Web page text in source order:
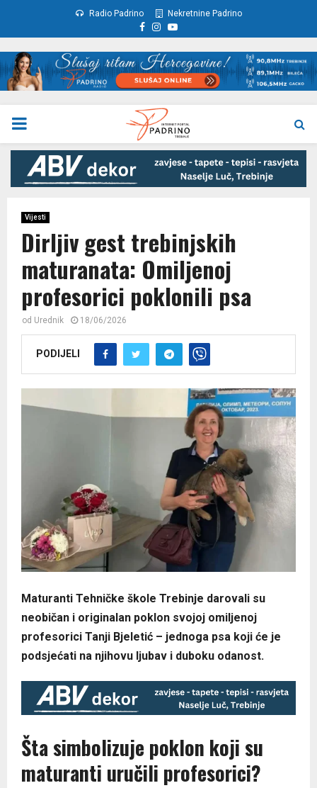
Radio Padrino Nekretnine Padrino
Facebook
Instagram
Youtube
PRIMARY
MENU
Vijesti
Dirljiv gest trebinjskih
maturanata: Omiljenoj
profesorici poklonili psa
od Urednik 18/06/2026
PODIJELI
Maturanti Tehničke škole Trebinje darovali su
neobičan i originalan poklon svojoj omiljenoj
profesorici Tanji Bjeletić – jednoga psa koji će je
podsjećati na njihovu ljubav i duboku odanost.
Šta simbolizuje poklon koji su
maturanti uručili profesorici?